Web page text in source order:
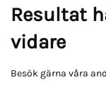
Resultat
vidare
Besök gärna våra